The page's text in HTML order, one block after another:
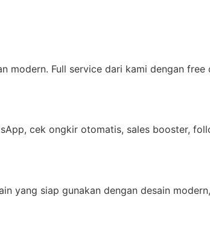
modern. Full service dari kami dengan free
cek ongkir otomatis, sales booster,
yang siap gunakan dengan desain